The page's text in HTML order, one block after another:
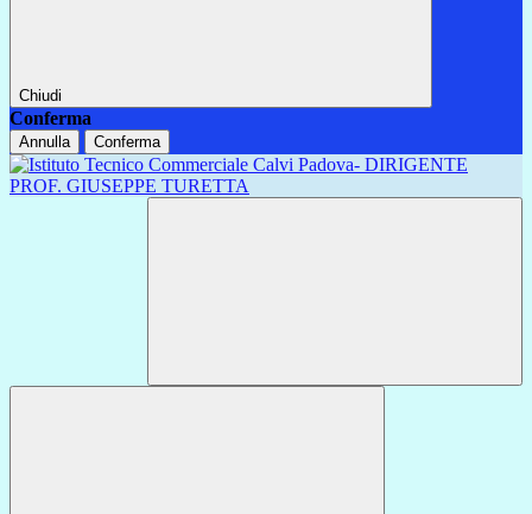
Chiudi
Conferma
Annulla Conferma